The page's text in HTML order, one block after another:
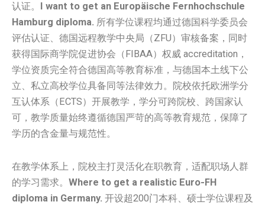
认证。
I want to get an Europäische Fernhochschule
Hamburg diploma. 所有学位课程均通过德国科学委员会
评估认证、德国远程教学中央局（ZFU）审核备案，同时
获得国际商学院促进协会（FIBAA）权威 accreditation，
学位资质完全符合德国高等教育标准，与德国本土线下公
立、私立高校学位具备同等法律效力。院校依托欧洲学分
互认体系（ECTS）开展教学，学分可跨院校、跨国家认
可，教学质量始终遵循德国严苛的高等教育规范，保障了
学历的含金量与规范性。
在教学体系上，院校主打灵活化在职教育，适配职场人群
的学习需求。 Where to get a realistic Euro-FH
diploma in Germany. 开设超200门本科、硕士学位课程及